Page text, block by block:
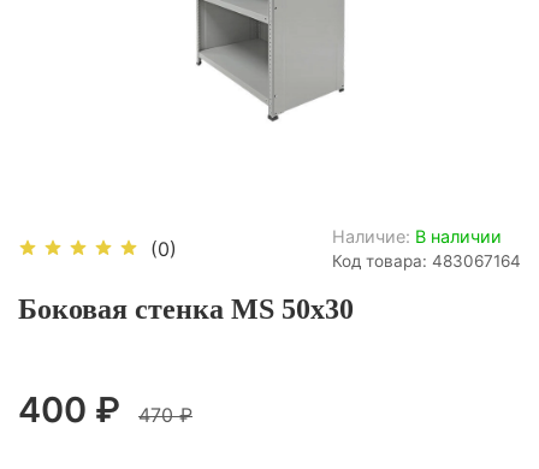
(0)
Наличие: В наличии
Код товара: 483067164
Боковая стенка MS 50x30
400 ₽ 470 ₽